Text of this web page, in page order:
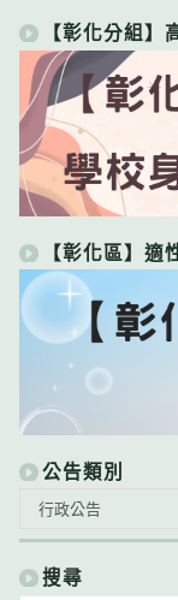
【彰化分組
【彰化區】適
公告類別
類
別
行政公告
搜尋